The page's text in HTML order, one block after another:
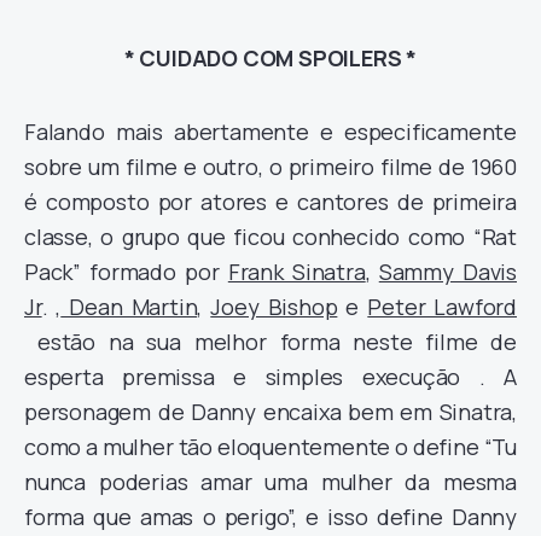
* CUIDADO COM SPOILERS *
Falando mais abertamente e especificamente
sobre um filme e outro, o primeiro filme de 1960
é composto por atores e cantores de primeira
classe, o grupo que ficou conhecido como “Rat
Pack” formado por Frank Sinatra, Sammy Davis
Jr. , Dean Martin, Joey Bishop e Peter Lawford
estão na sua melhor forma neste filme de
esperta premissa e simples execução . A
personagem de Danny encaixa bem em Sinatra,
como a mulher tão eloquentemente o define “Tu
nunca poderias amar uma mulher da mesma
forma que amas o perigo”, e isso define Danny